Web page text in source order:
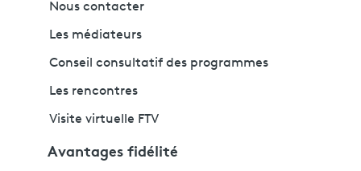
Nous contacter
Les médiateurs
Conseil consultatif des programmes
Les rencontres
Visite virtuelle FTV
Avantages fidélité